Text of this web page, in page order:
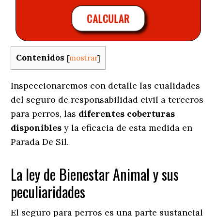
CALCULAR
Contenidos [mostrar]
Inspeccionaremos con detalle las cualidades
del seguro de responsabilidad civil a terceros
para perros, las diferentes coberturas
disponibles y la eficacia de esta medida en
Parada De Sil.
La ley de Bienestar Animal y sus
peculiaridades
El seguro para perros es una parte sustancial